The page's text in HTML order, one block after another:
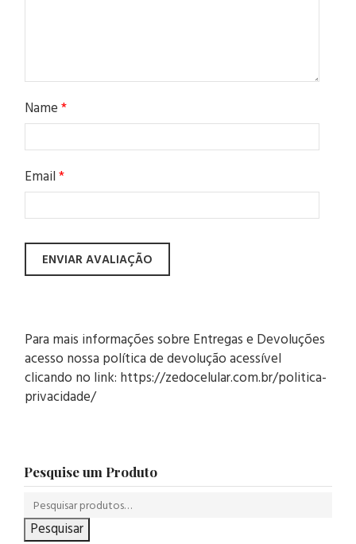
Name*
Email*
Para mais informações sobre Entregas e Devoluções
acesso nossa política de devolução acessível
clicando no link: https://zedocelular.com.br/politica-
privacidade/
Pesquise um Produto
Pesquisar